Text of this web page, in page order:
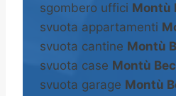
sgombero uffici Montù
svuota appartamenti
svuota cantine Montù
svuota case Montù
svuota garage Montù